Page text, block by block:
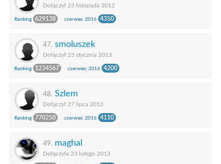
Dołączył 23 listopada 2012
Ranking 629138 czerwiec 2016 4350
47. smoluszek
Dołączył 25 stycznia 2013
Ranking 1234567 czerwiec 2016 4200
48. Szlem
Dołączył 27 lipca 2012
Ranking 770250 czerwiec 2016 4110
49. maghal
Dołączyła 23 lutego 2013